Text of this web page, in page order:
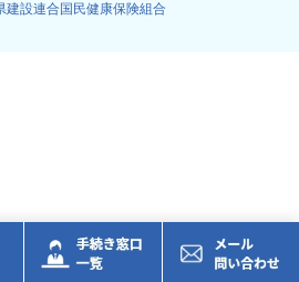
設連合国民健康保険組合